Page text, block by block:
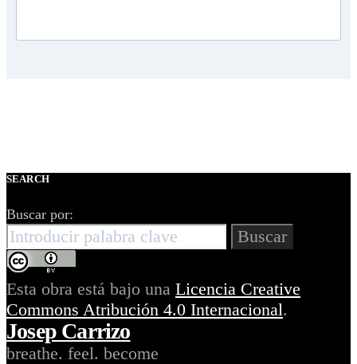
SEARCH
Buscar por:
Buscar
Esta obra está bajo una Licencia Creative
Commons Atribución 4.0 Internacional.
Josep Carrizo
breathe. feel. become